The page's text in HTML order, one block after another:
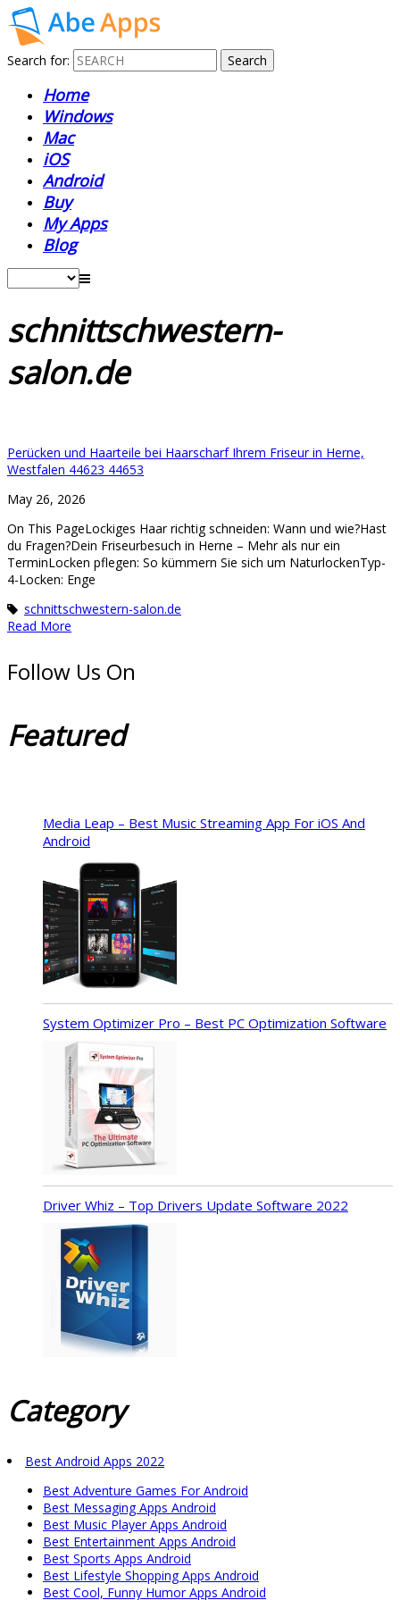
Search for:
Home
Windows
Mac
iOS
Android
Buy
My Apps
Blog
schnittschwestern-
salon.de
Perücken und Haarteile bei Haarscharf Ihrem Friseur in Herne,
Westfalen 44623 44653
May 26, 2026
On This PageLockiges Haar richtig schneiden: Wann und wie?Hast
du Fragen?Dein Friseurbesuch in Herne – Mehr als nur ein
TerminLocken pflegen: So kümmern Sie sich um NaturlockenTyp-
4-Locken: Enge
schnittschwestern-salon.de
Read More
Follow Us On
Featured
Media Leap – Best Music Streaming App For iOS And
Android
System Optimizer Pro – Best PC Optimization Software
Driver Whiz – Top Drivers Update Software 2022
Category
Best Android Apps 2022
Best Adventure Games For Android
Best Messaging Apps Android
Best Music Player Apps Android
Best Entertainment Apps Android
Best Sports Apps Android
Best Lifestyle Shopping Apps Android
Best Cool, Funny Humor Apps Android